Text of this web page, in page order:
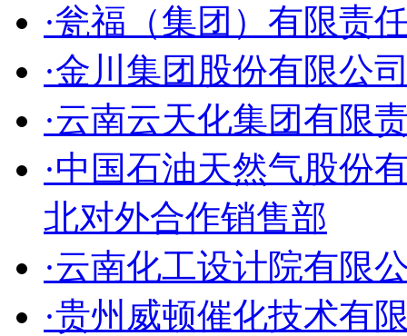
·瓮福（集团）有限责
·金川集团股份有限公
·云南云天化集团有限
·中国石油天然气股份
北对外合作销售部
·云南化工设计院有限
·贵州威顿催化技术有